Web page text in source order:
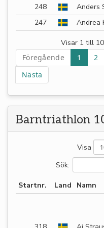
248
Anders
247
Andrea
Visar 1 till
Föregående
1 2
Nästa
Barntriathlon
Visa
Sök:
Startnr. Land Namn